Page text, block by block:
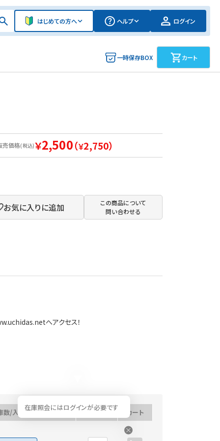
はじめての方へ ヘルプ ログイン
一時保存BOX カート
売価格(税込)￥2,500（￥2,750）
お気に入りに追加
この商品について
問い合わせる
へアクセス！
数/入荷予定日
在庫照会にはログインが必要です
数量 カート